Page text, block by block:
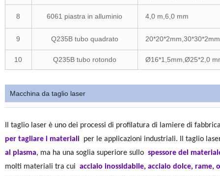
8 6061 piastra in alluminio 4,0 m,6,0 mm
9 Q235B tubo quadrato
10 Q235B tubo rotondo Ø16*1,5mm,Ø25*2,0
Macchina da taglio laser
Il taglio laser è uno dei processi di profilatura di lamiere di
per tagliare i materiali per le applicazioni industriali. Il taglio
al plasma, ma ha una soglia superiore sullo spessore del
molti materiali tra cui acciaio inossidabile, acciaio dolce,